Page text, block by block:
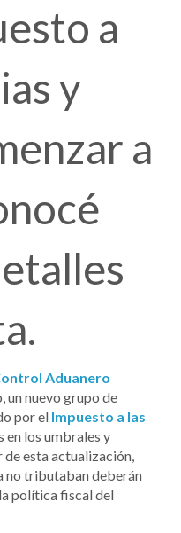
a
y
a
Aduanero
un nuevo grupo de
por el Impuesto a las
en los umbrales y
esta actualización,
no tributaban deberán
política fiscal del